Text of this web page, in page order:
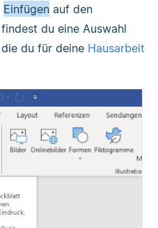
Einfügen auf den
du eine Auswahl
du für deine Hausarbeit